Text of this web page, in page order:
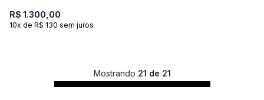
R$ 1.300,00
10x de R$ 130 sem juros
Mostrando 21 de 21